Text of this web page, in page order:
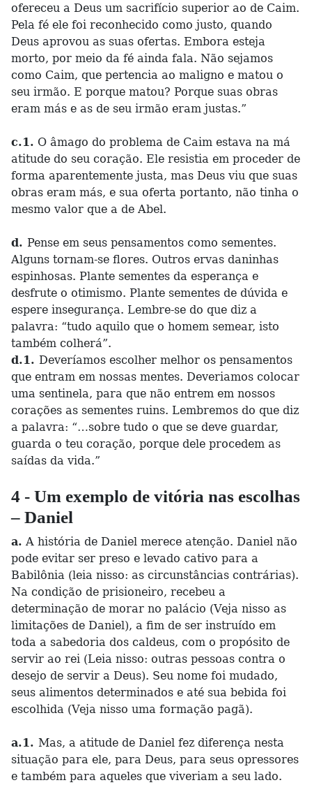
ofereceu a Deus um sacrifício superior ao de Caim.
Pela fé ele foi reconhecido como justo, quando
Deus aprovou as suas ofertas. Embora esteja
morto, por meio da fé ainda fala. Não sejamos
como Caim, que pertencia ao maligno e matou o
seu irmão. E porque matou? Porque suas obras
eram más e as de seu irmão eram justas.”
c.1. O âmago do problema de Caim estava na má
atitude do seu coração. Ele resistia em proceder de
forma aparentemente justa, mas Deus viu que suas
obras eram más, e sua oferta portanto, não tinha o
mesmo valor que a de Abel.
d. Pense em seus pensamentos como sementes.
Alguns tornam-se flores. Outros ervas daninhas
espinhosas. Plante sementes da esperança e
desfrute o otimismo. Plante sementes de dúvida e
espere insegurança. Lembre-se do que diz a
palavra: “tudo aquilo que o homem semear, isto
também colherá”.
d.1. Deveríamos escolher melhor os pensamentos
que entram em nossas mentes. Deveriamos colocar
uma sentinela, para que não entrem em nossos
corações as sementes ruins. Lembremos do que diz
a palavra: “…sobre tudo o que se deve guardar,
guarda o teu coração, porque dele procedem as
saídas da vida.”
4 - Um exemplo de vitória nas escolhas
– Daniel
a. A história de Daniel merece atenção. Daniel não
pode evitar ser preso e levado cativo para a
Babilônia (leia nisso: as circunstâncias contrárias).
Na condição de prisioneiro, recebeu a
determinação de morar no palácio (Veja nisso as
limitações de Daniel), a fim de ser instruído em
toda a sabedoria dos caldeus, com o propósito de
servir ao rei (Leia nisso: outras pessoas contra o
desejo de servir a Deus). Seu nome foi mudado,
seus alimentos determinados e até sua bebida foi
escolhida (Veja nisso uma formação pagã).
a.1. Mas, a atitude de Daniel fez diferença nesta
situação para ele, para Deus, para seus opressores
e também para aqueles que viveriam a seu lado.